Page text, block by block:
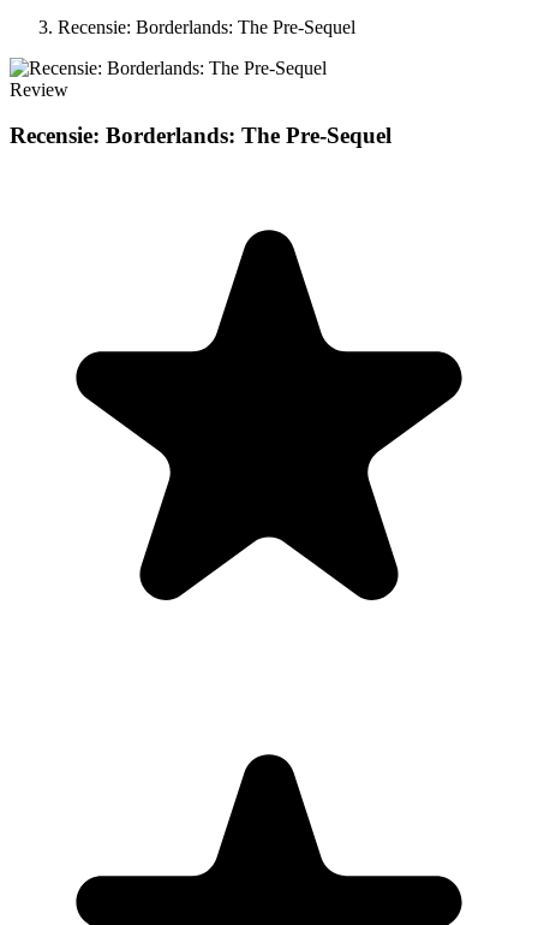
Recensie: Borderlands: The Pre-Sequel
Review
Recensie: Borderlands: The Pre-Sequel